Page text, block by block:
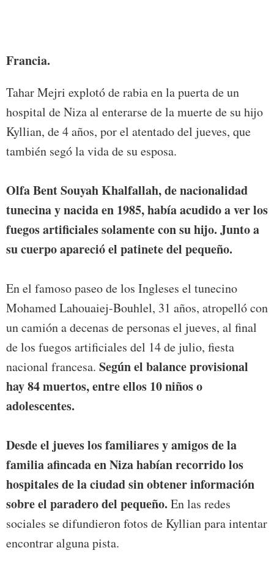
Francia.
Tahar Mejri explotó de rabia en la puerta de un
hospital de Niza al enterarse de la muerte de su hijo
Kyllian, de 4 años, por el atentado del jueves, que
también segó la vida de su esposa.
Olfa Bent Souyah Khalfallah, de nacionalidad
tunecina y nacida en 1985, había acudido a ver los
fuegos artificiales solamente con su hijo. Junto a
su cuerpo apareció el patinete del pequeño.
En el famoso paseo de los Ingleses el tunecino
Mohamed Lahouaiej-Bouhlel, 31 años, atropelló con
un camión a decenas de personas el jueves, al final
de los fuegos artificiales del 14 de julio, fiesta
nacional francesa. Según el balance provisional
hay 84 muertos, entre ellos 10 niños o
adolescentes.
Desde el jueves los familiares y amigos de la
familia afincada en Niza habían recorrido los
hospitales de la ciudad sin obtener información
sobre el paradero del pequeño. En las redes
sociales se difundieron fotos de Kyllian para intentar
encontrar alguna pista.